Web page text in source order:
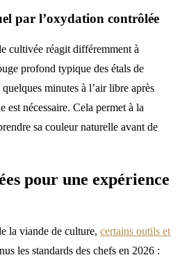
par l’oxydation contrôlée
cultivée réagit différemment à
profond typique des étals de
minutes à l’air libre après
est nécessaire. Cela permet à la
sa couleur naturelle avant de
pour une expérience
la viande de culture, certains outils et
les standards des chefs en 2026 :